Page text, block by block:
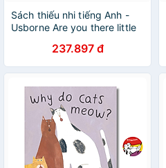
Sách thiếu nhi tiếng Anh -
Usborne Are you there little
237.897 đ